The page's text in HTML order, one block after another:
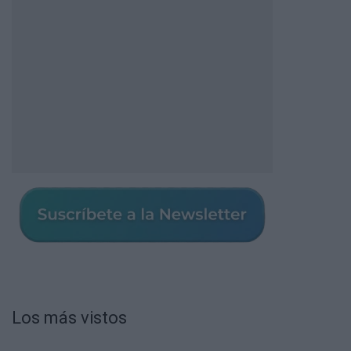
Los más vistos